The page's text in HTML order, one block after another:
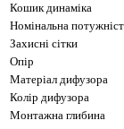
Кошик динаміка
Номінальна
Захисні сітки
Опір
Матеріал дифузора
Колір дифузора
Монтажна глибина